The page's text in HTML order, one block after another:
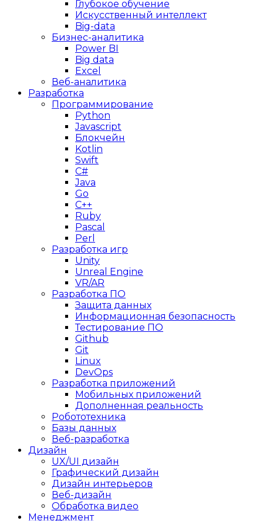
Глубокое обучение
Искусственный интеллект
Big-data
Бизнес-аналитика
Power BI
Big data
Excel
Веб-аналитика
Разработка
Программирование
Python
Javascript
Блокчейн
Kotlin
Swift
C#
Java
Go
C++
Ruby
Pascal
Perl
Разработка игр
Unity
Unreal Engine
VR/AR
Разработка ПО
Защита данных
Информационная безопасность
Тестирование ПО
Github
Git
Linux
DevOps
Разработка приложений
Мобильных приложений
Дополненная реальность
Робототехника
Базы данных
Веб-разработка
Дизайн
UX/UI дизайн
Графический дизайн
Дизайн интерьеров
Веб-дизайн
Обработка видео
Менеджмент